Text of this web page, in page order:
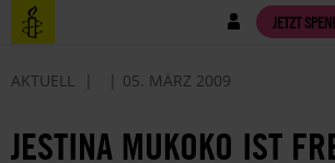
Direkt
zum
Benutzermenü JETZT
AKTUELL 05. MÄRZ 2009
JESTINA MUKOKO IST